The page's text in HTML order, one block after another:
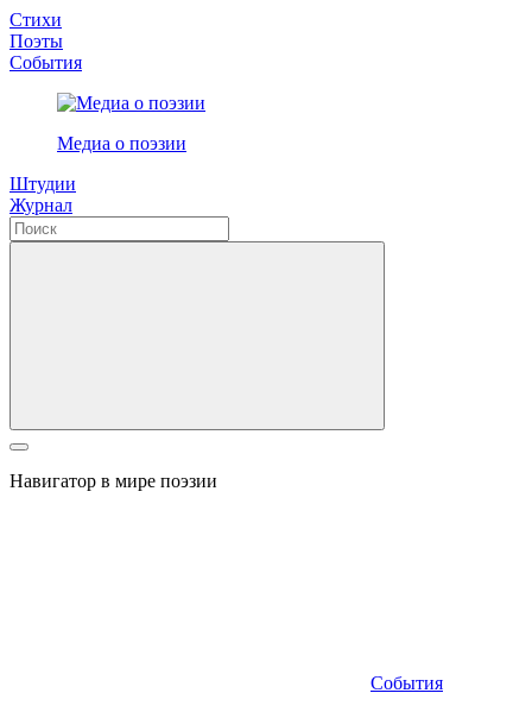
Стихи
Поэты
События
Медиа о поэзии
Штудии
Журнал
Навигатор в мире поэзии
События